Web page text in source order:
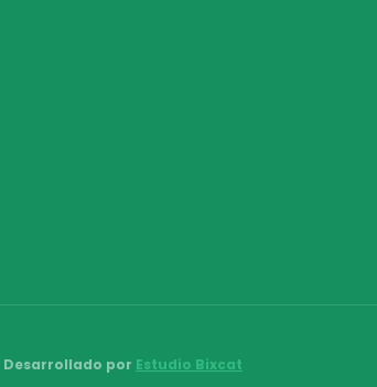
Desarrollado por Estudio Bixcat